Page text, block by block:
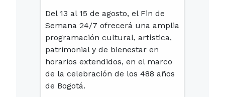
Del 13 al 15 de agosto, el Fin de
Semana 24/7 ofrecerá una amplia
programación cultural, artística,
patrimonial y de bienestar en
horarios extendidos, en el marco
de la celebración de los 488 años
de Bogotá.